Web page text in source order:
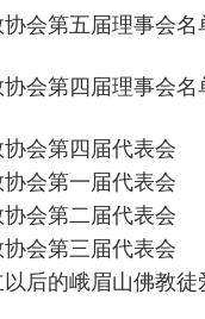
会第五届理事会名
会第四届理事会名
会第四届代表会
会第一届代表会
会第二届代表会
会第三届代表会